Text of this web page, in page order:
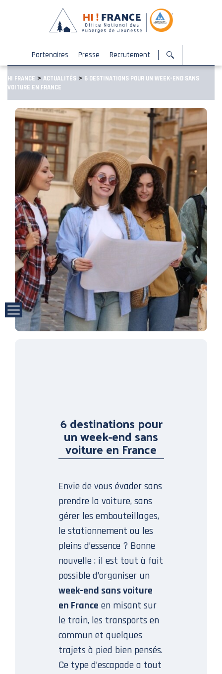
Partenaires Presse Recrutement
HI FRANCE > ACTUALITÉS > 6 DESTINATIONS POUR UN WEEK-END SANS
VOITURE EN FRANCE
6 destinations pour
un week-end sans
voiture en France
Envie de vous évader sans
prendre la voiture, sans
gérer les embouteillages,
le stationnement ou les
pleins d’essence ? Bonne
nouvelle : il est tout à fait
possible d’organiser un
week-end sans voiture
en France en misant sur
le train, les transports en
commun et quelques
trajets à pied bien pensés.
Ce type d’escapade a tout